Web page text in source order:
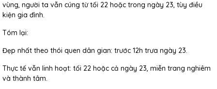
vùng, người ta vẫn cúng từ tối 22 hoặc trong ngày 23, tùy điều
kiện gia đình.
Tóm lại:
Đẹp nhất theo thói quen dân gian: trước 12h trưa ngày 23.
Thực tế vẫn linh hoạt: tối 22 hoặc cả ngày 23, miễn trang nghiêm
và thành tâm.